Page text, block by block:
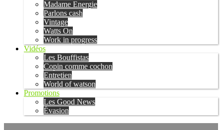
Madame Energie
Parlons cash
Vintage
Watts On
Work in progress
Vidéos
Les Bouffistas
Copin comme cochon
Entretien
World of watson
Promotions
Les Good News
Évasion